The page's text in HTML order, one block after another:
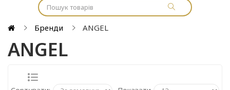
Бренди ANGEL
ANGEL